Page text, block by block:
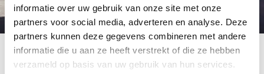
informatie over uw gebruik van onze site met onze
partners voor social media, adverteren en analyse. Deze
partners kunnen deze gegevens combineren met andere
informatie die u aan ze heeft verstrekt of die ze hebben
verzameld op basis van uw gebruik van hun services.
Volvo